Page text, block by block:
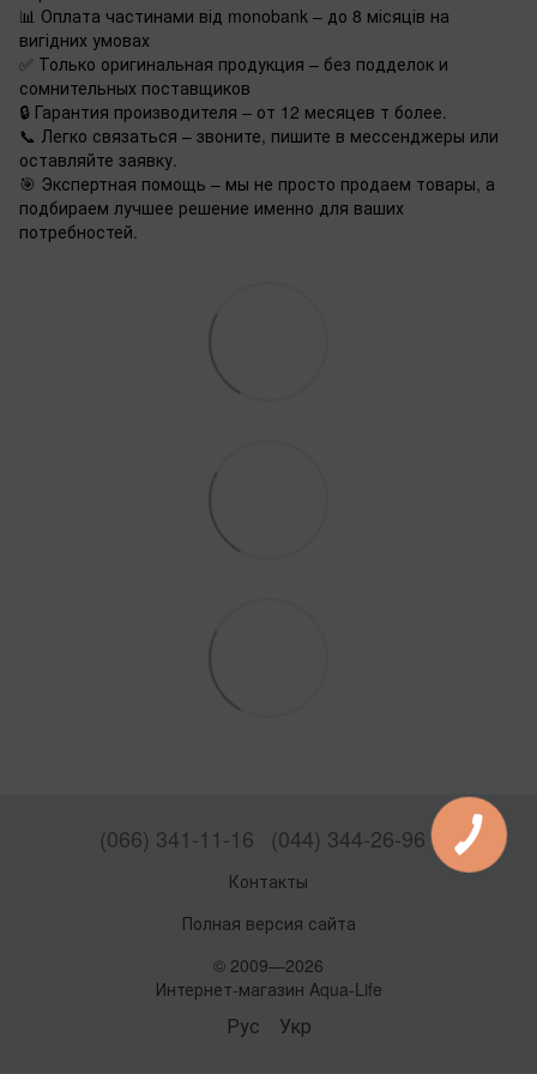
📊 Оплата частинами від monobank – до 8 місяців на
вигідних умовах
✅ Только оригинальная продукция – без подделок и
сомнительных поставщиков
🔒 Гарантия производителя – от 12 месяцев т более.
📞 Легко связаться – звоните, пишите в мессенджеры или
оставляйте заявку.
🎯 Экспертная помощь – мы не просто продаем товары, а
подбираем лучшее решение именно для ваших
потребностей.
(066) 341-11-16 (044) 344-26-96
Контакты
Полная версия сайта
© 2009—2026
Интернет-магазин Aqua-Life
Рус Укр